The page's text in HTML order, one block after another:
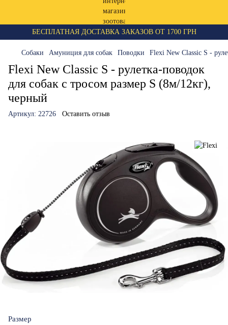
БЕСПЛАТНАЯ ДОСТАВКА ЗАКАЗОВ ОТ 1700 ГРН
Собаки Амуниция для собак Поводки Flexi New Classic S -
Flexi New Classic S - рулетка-поводок
для собак с тросом размер S (8м/12кг),
черный
Артикул: 22726 Оставить отзыв
Размер